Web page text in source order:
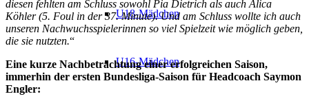
U18-Mädchen
U16-Mädchen
diesen fehlten am Schluss sowohl Pia Dietrich als auch Alica
Köhler (5. Foul in der 37. Minute). Und am Schluss wollte ich auch
unseren Nachwuchsspielerinnen so viel Spielzeit wie möglich geben,
die sie nutzten.“
Eine kurze Nachbetrachtung einer erfolgreichen Saison,
immerhin der ersten Bundesliga-Saison für Headcoach Saymon
Engler: